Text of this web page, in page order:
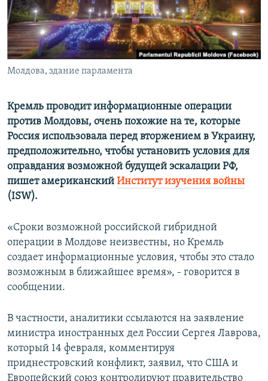
ПОБЕДИТЕЛЕЙ НЕ СУДЯТ?
КРЫМ.НЕПОКОРЕННЫЙ
ELIFBE
УКРАИНСКАЯ ПРОБЛЕМА КРЫМА
ПРИСОЕДИНЯЙТЕСЬ!
Молдова, здание парламента
Кремль проводит информационные операции
против Молдовы, очень похожие на те, которые
Россия использовала перед вторжением в Украину,
предположительно, чтобы установить условия для
оправдания возможной будущей эскалации РФ,
пишет американский Институт изучения войны
(ISW).
«Сроки возможной российской гибридной
операции в Молдове неизвестны, но Кремль
создает информационные условия, чтобы это стало
возможным в ближайшее время», - говорится в
сообщении.
В частности, аналитики ссылаются на заявление
министра иностранных дел России Сергея Лаврова,
который 14 февраля, комментируя
приднестровский конфликт, заявил, что США и
Европейский союз контролируют правительство